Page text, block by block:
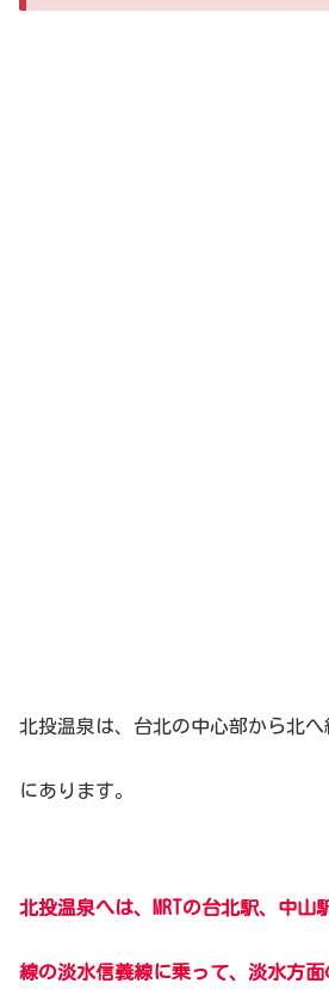
北投温泉は、台北の中心部から北へ
にあります。
北投温泉へは、MRTの台北駅、中山
線の淡水信義線に乗って、淡水方面